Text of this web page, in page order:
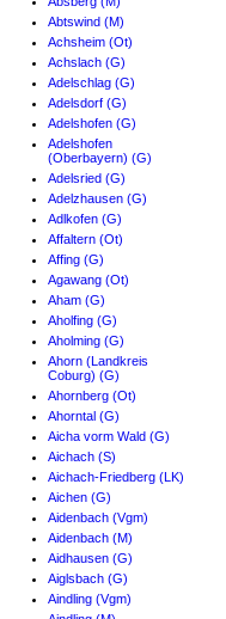
Abtswind (M)
Achsheim (Ot)
Achslach (G)
Adelschlag (G)
Adelsdorf (G)
Adelshofen (G)
Adelshofen
(Oberbayern) (G)
Adelsried (G)
Adelzhausen (G)
Adlkofen (G)
Affaltern (Ot)
Affing (G)
Agawang (Ot)
Aham (G)
Aholfing (G)
Aholming (G)
Ahorn (Landkreis
Coburg) (G)
Ahornberg (Ot)
Ahorntal (G)
Aicha vorm Wald (G)
Aichach (S)
Aichach-Friedberg (LK)
Aichen (G)
Aidenbach (Vgm)
Aidenbach (M)
Aidhausen (G)
Aiglsbach (G)
Aindling (Vgm)